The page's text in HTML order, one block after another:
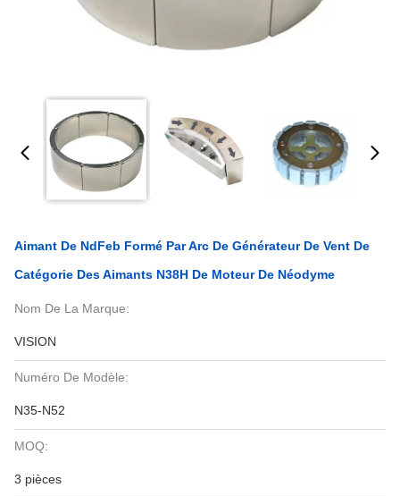
Aimant De NdFeb Formé Par Arc De Générateur De Vent De
Catégorie Des Aimants N38H De Moteur De Néodyme
Nom De La Marque:
VISION
Numéro De Modèle:
N35-N52
MOQ:
3 pièces